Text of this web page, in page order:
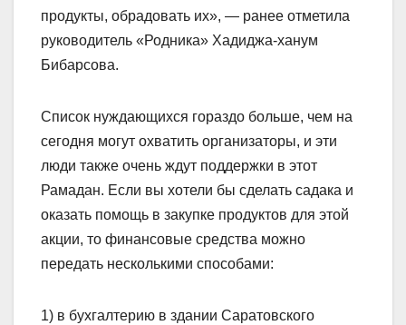
продукты, обрадовать их», — ранее отметила
руководитель «Родника» Хадиджа-ханум
Бибарсова.
Список нуждающихся гораздо больше, чем на
сегодня могут охватить организаторы, и эти
люди также очень ждут поддержки в этот
Рамадан. Если вы хотели бы сделать садака и
оказать помощь в закупке продуктов для этой
акции, то финансовые средства можно
передать несколькими способами:
1) в бухгалтерию в здании Саратовского